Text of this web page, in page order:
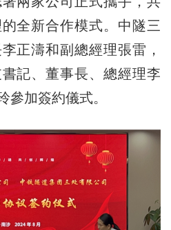
全新合作模式。中隧三
正濤和副總經理張雷，
記、董事長、總經理李
參加簽約儀式。